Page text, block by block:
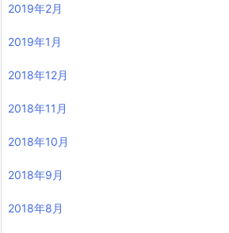
2019年2月
2019年1月
2018年12月
2018年11月
2018年10月
2018年9月
2018年8月